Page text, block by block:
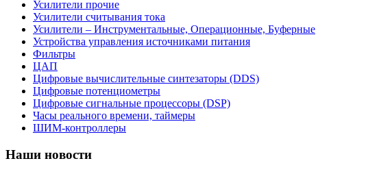
Усилители прочие
Усилители считывания тока
Усилители – Инструментальные, Операционные, Буферные
Устройства управления источниками питания
Фильтры
ЦАП
Цифровые вычислительные синтезаторы (DDS)
Цифровые потенциометры
Цифровые сигнальные процессоры (DSP)
Часы реального времени, таймеры
ШИМ-контроллеры
Наши новости